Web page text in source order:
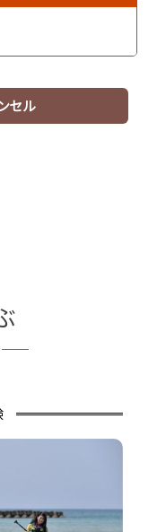
お湯も木津温泉で
り。
セル